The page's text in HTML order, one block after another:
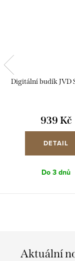
Digitální budík JVD
939 Kč
DETAIL
Do 3 dnů
Aktuální